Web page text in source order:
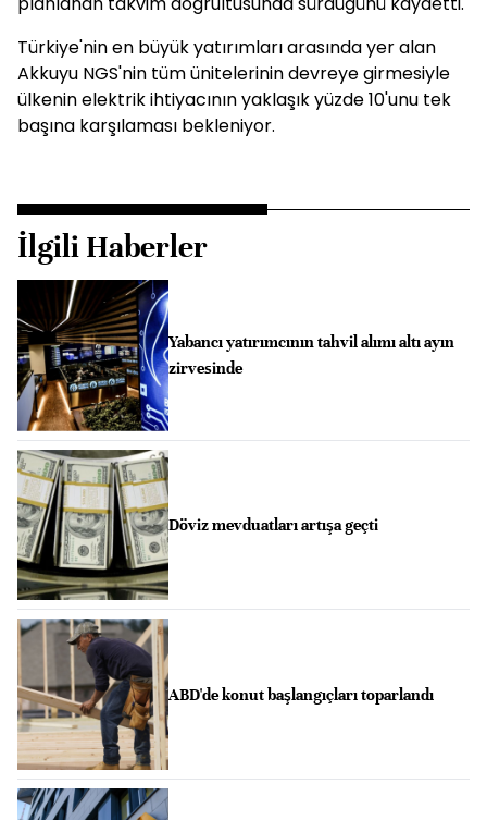
Türkiye'nin en büyük yatırımları arasında yer alan
Akkuyu NGS'nin tüm ünitelerinin devreye girmesiyle
ülkenin elektrik ihtiyacının yaklaşık yüzde 10'unu tek
başına karşılaması bekleniyor.
İlgili Haberler
Yabancı yatırımcının tahvil alımı altı ayın
zirvesinde
Döviz mevduatları artışa geçti
ABD'de konut başlangıçları toparlandı